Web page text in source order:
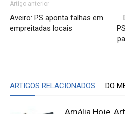
Artigo anterior
Aveiro: PS aponta falhas em
empreitadas locais
ARTIGOS RELACIONADOS DO
Amália Hoje,